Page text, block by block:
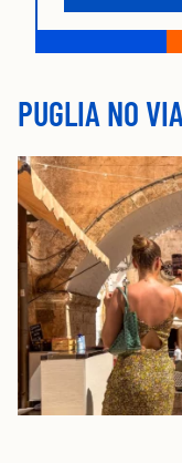
PUGLIA NO